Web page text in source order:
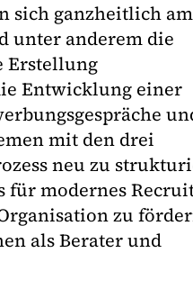
sich ganzheitlich am
unter anderem die
Erstellung
Entwicklung einer
mit den drei
neu zu
für modernes
zu
als Berater und